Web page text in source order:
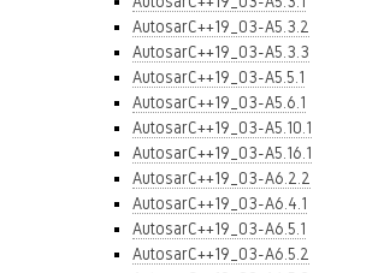
AutosarC++19_03-A5.3.2
AutosarC++19_03-A5.3.3
AutosarC++19_03-A5.5.1
AutosarC++19_03-A5.6.1
AutosarC++19_03-A5.10.1
AutosarC++19_03-A5.16.1
AutosarC++19_03-A6.2.2
AutosarC++19_03-A6.4.1
AutosarC++19_03-A6.5.1
AutosarC++19_03-A6.5.2